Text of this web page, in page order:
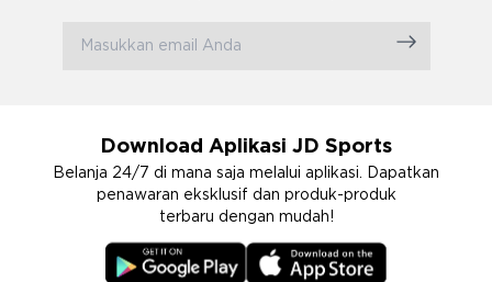
Download Aplikasi JD Sports
Belanja 24/7 di mana saja melalui aplikasi. Dapatkan
penawaran eksklusif dan produk-produk
terbaru dengan mudah!